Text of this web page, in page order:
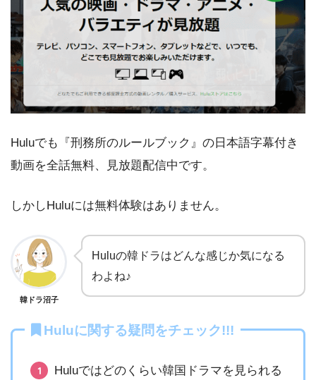
Huluでも『刑務所のルールブック』の日本語字幕付き
動画を全話無料、見放題配信中です。
しかしHuluには無料体験はありません。
韓ドラ沼子
Huluの韓ドラはどんな感じか気になる
わよね♪
Huluに関する疑問をチェック!!!
Huluではどのくらい韓国ドラマを見られる